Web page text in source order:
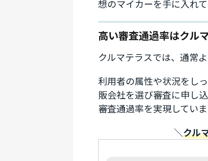
想のマイカーを手に入れて
高い審査通過率はクル
クルマテラスでは、通常
利用者の属性や状況をし
販会社を選び審査に申し
審査通過率を実現していま
＼クル